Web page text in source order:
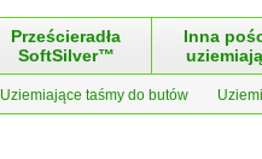
Prześcieradła
SoftSilver™
Inna
Uziemiające taśmy do butów